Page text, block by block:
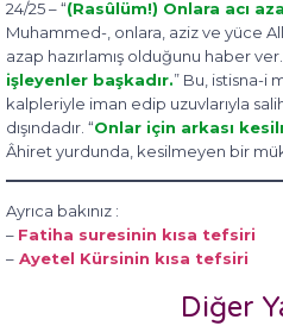
24/25 – “(Rasûlüm!) Onlara acı
Muhammed-, onlara, aziz ve yüce
azap hazırlamış olduğunu haber ver.
işleyenler başkadır.” Bu, istisna-i
kalpleriyle iman edip uzuvlarıyla
dışındadır. “Onlar için arkası
Âhiret yurdunda, kesilmeyen bir
Ayrıca bakınız :
– Fatiha suresinin kısa tefsiri
– Ayetel Kürsinin kısa tefsiri
Diğer